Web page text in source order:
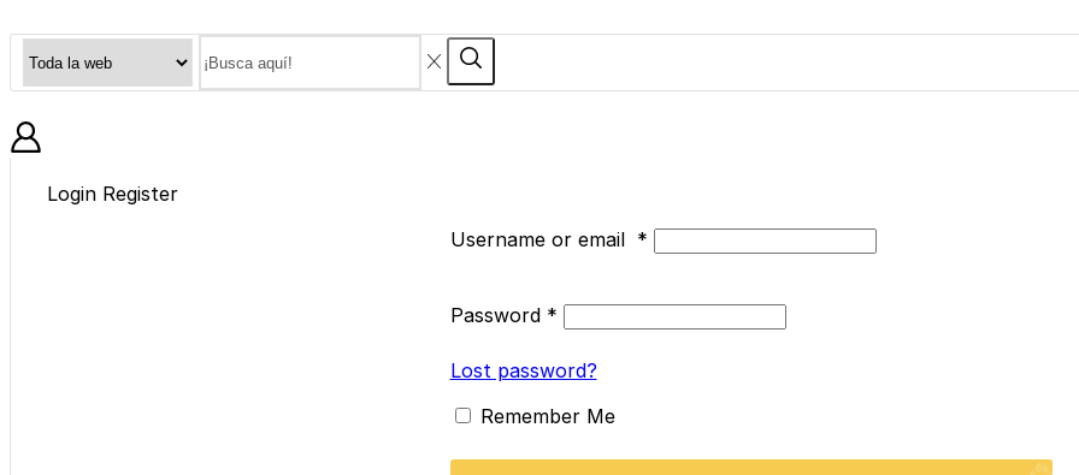
input
Login Register
Username or email *
Password *
Lost password?
Remember Me